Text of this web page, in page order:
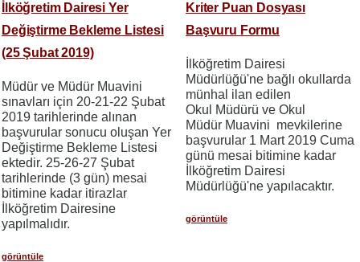
İlköğretim Dairesi Yer
Değiştirme Bekleme Listesi
(25 Şubat 2019)
Müdür ve Müdür Muavini
sınavları için 20-21-22 Şubat
2019 tarihlerinde alınan
başvurular sonucu oluşan Yer
Değiştirme Bekleme Listesi
ektedir. 25-26-27 Şubat
tarihlerinde (3 gün) mesai
bitimine kadar itirazlar
İlköğretim Dairesine
yapılmalıdır.
görüntüle
Kriter Puan Dosyası
Başvuru Formu
İlköğretim Dairesi
Müdürlüğü'ne bağlı okullarda
münhal ilan edilen
Okul Müdürü ve Okul
Müdür Muavini mevkilerine
başvurular 1 Mart 2019 Cuma
günü mesai bitimine kadar
İlköğretim Dairesi
Müdürlüğü'ne yapılacaktır.
görüntüle